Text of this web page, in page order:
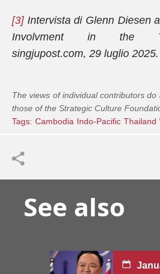
[3]Intervista di Glenn Diesen
Involvment in the
singjupost.com, 29 luglio 2025.
The views of individual contributors
those of the Strategic Culture
Tags: Cambodia Indo-Pacific Thailand
See also